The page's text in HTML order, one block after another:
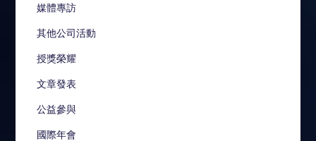
媒體專訪
其他公司活動
授獎榮耀
文章發表
公益參與
國際年會